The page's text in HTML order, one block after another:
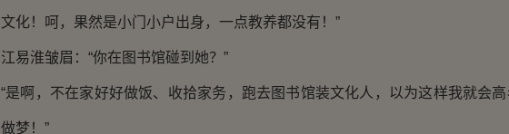
文化！呵，果然是小门小户出身，一点教养都没有！”
江易淮皱眉：“你在图书馆碰到她？”
“是啊，不在家好好做饭、收拾家务，跑去图书馆装文化人，以为这样我就会
做梦！”